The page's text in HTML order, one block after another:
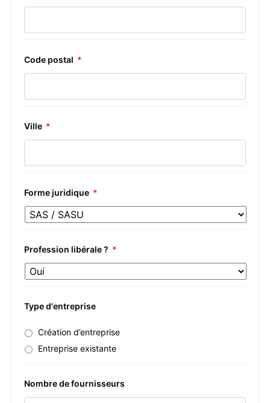
Code postal *
Ville *
Forme juridique *
Profession libérale ? *
Type d'entreprise
Création d’entreprise
Entreprise existante
Nombre de fournisseurs